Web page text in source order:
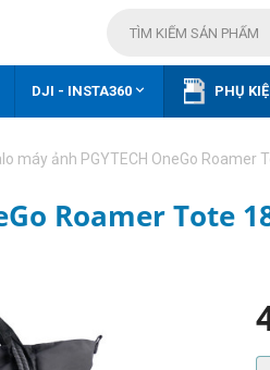
DJI - INSTA360  PHỤ
máy ảnh PGYTECH OneGo Roamer
Roamer Tote